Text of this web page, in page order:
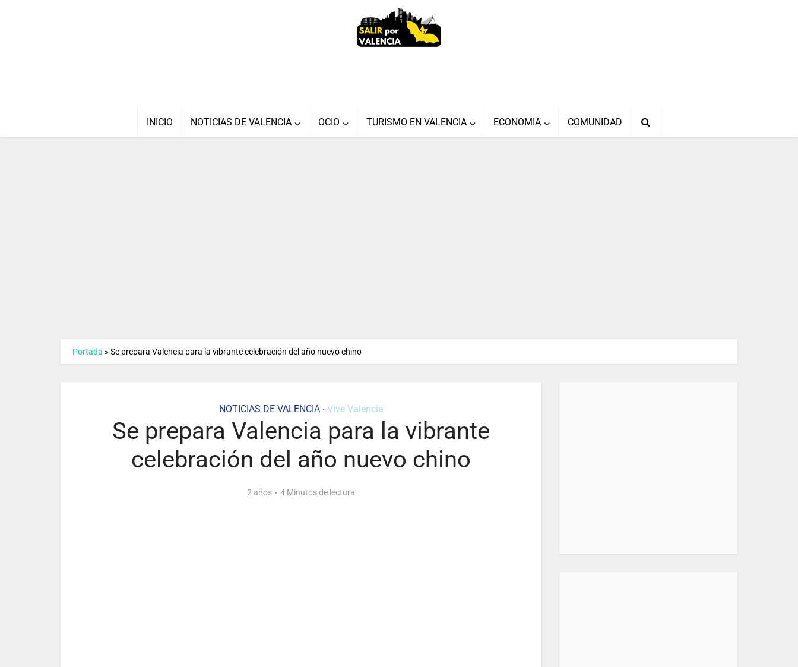
INICIO NOTICIAS DE VALENCIA OCIO TURISMO EN VALENCIA ECONOMIA COMUNIDAD
Portada » Se prepara Valencia para la vibrante celebración del año nuevo chino
NOTICIAS DE VALENCIA • Vive Valencia
Se prepara Valencia para la vibrante
celebración del año nuevo chino
2 años 4 Minutos de lectura